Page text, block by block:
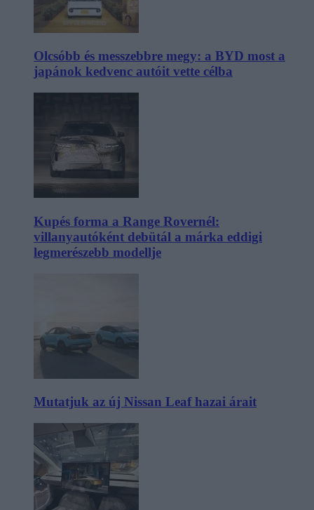
Olcsóbb és messzebbre megy: a BYD most a
japánok kedvenc autóit vette célba
Kupés forma a Range Rovernél:
villanyautóként debütál a márka eddigi
legmerészebb modellje
Mutatjuk az új Nissan Leaf hazai árait